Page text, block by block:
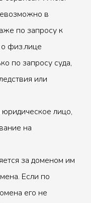
в
по запросу к
физ.лице
по запросу суда,
или
юридическое лицо,
на
за доменом им
Если по
его не